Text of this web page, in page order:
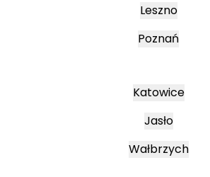
Leszno
Poznań
Katowice
Jasło
Wałbrzych